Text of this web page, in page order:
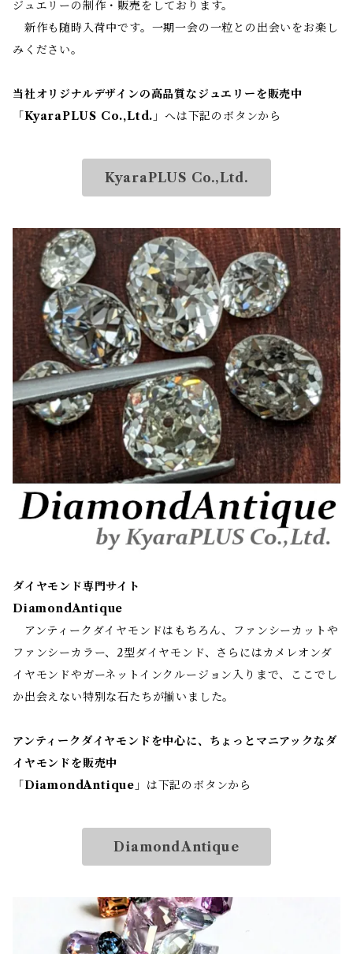
ジュエリーの制作・販売をしております。
新作も随時入荷中です。一期一会の一粒との出会いをお楽し
みください。
当社オリジナルデザインの高品質なジュエリーを販売中
「 KyaraPLUS Co.,Ltd. 」へは下記のボタンから
KyaraPLUS Co.,Ltd.
ダイヤモンド専門サイト
DiamondAntique
アンティークダイヤモンドはもちろん、ファンシーカットや
ファンシーカラー、2型ダイヤモンド、さらにはカメレオンダ
イヤモンドやガーネットインクルージョン入りまで、ここでし
か出会えない特別な石たちが揃いました。
アンティークダイヤモンドを中心に、ちょっとマニアックなダ
イヤモンドを販売中
「 DiamondAntique 」は下記のボタンから
DiamondAntique